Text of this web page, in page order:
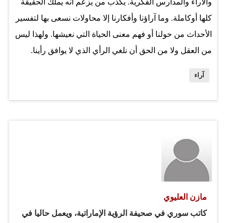
عليها وحولها؟…
والآراء والمدارس الفكرية. يكذب من يزعم أنه يملك الحقيقة
كلها أوكاملة. وما آراؤنا وأفكارنا إلا محاولات نسعى بها لتفسير
الأحداث من حولنا أو فهم معنى الحياة التي نعيشها. ولهذا ليس
من العقل ولا من الحق أن نلغي الرأي الذي لا يوافق رأينا.
والرأي. أستغرب من أولئك الذين يظنون أنك إن لم تكن تماماً
"شتائم" في تعبيرهم الانفعالي عن اختلافهم مع أصحاب الرأي
الآخر. الاختلاف شيء والشتيمة شيء آخر. الحوار شيء
ومصادرة الرأي الآخر شيء مختلف. تذكر دوماً أن "الحقيقة"
أحياناً فكرة غير ملموسة، كل يراها بعين مختلفة. تجاربك
وثقافتك وأساليب تعليمك شكلت كثيراً من قناعاتك التي
آراء
مازن العليوي
كاتب سوري في صحيفة الرؤية الإماراتية، ويعمل حاليا في